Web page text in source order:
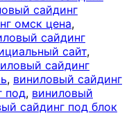
сайдинг
омск цена,
сайдинг
сайт,
сайдинг
, виниловый сайдинг
под, виниловый
сайдинг под блок